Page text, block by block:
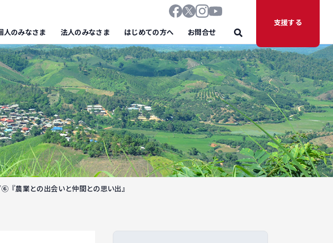
人のみなさま 法人のみなさま はじめての方へ お問合せ
支援する
『農業との出会いと仲間との思い出』